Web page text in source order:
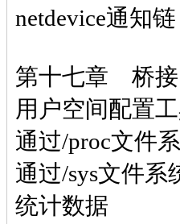
netdevice通知链
第十七章 桥接
用户空间配置
通过/proc文件
通过/sys文件系
统计数据